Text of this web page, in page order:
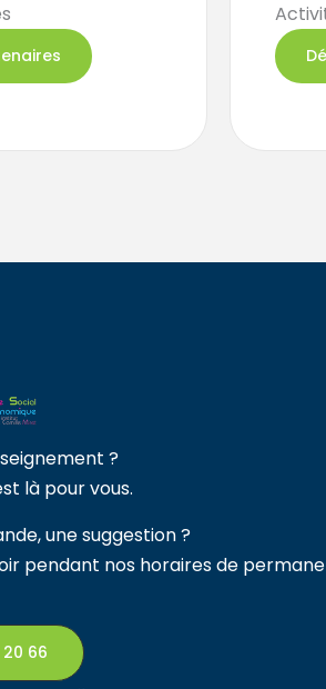
?
là pour vous.
une suggestion ?
pendant nos horaires de
20 66